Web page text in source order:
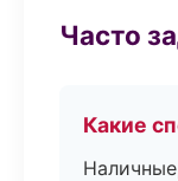
Часто
Какие